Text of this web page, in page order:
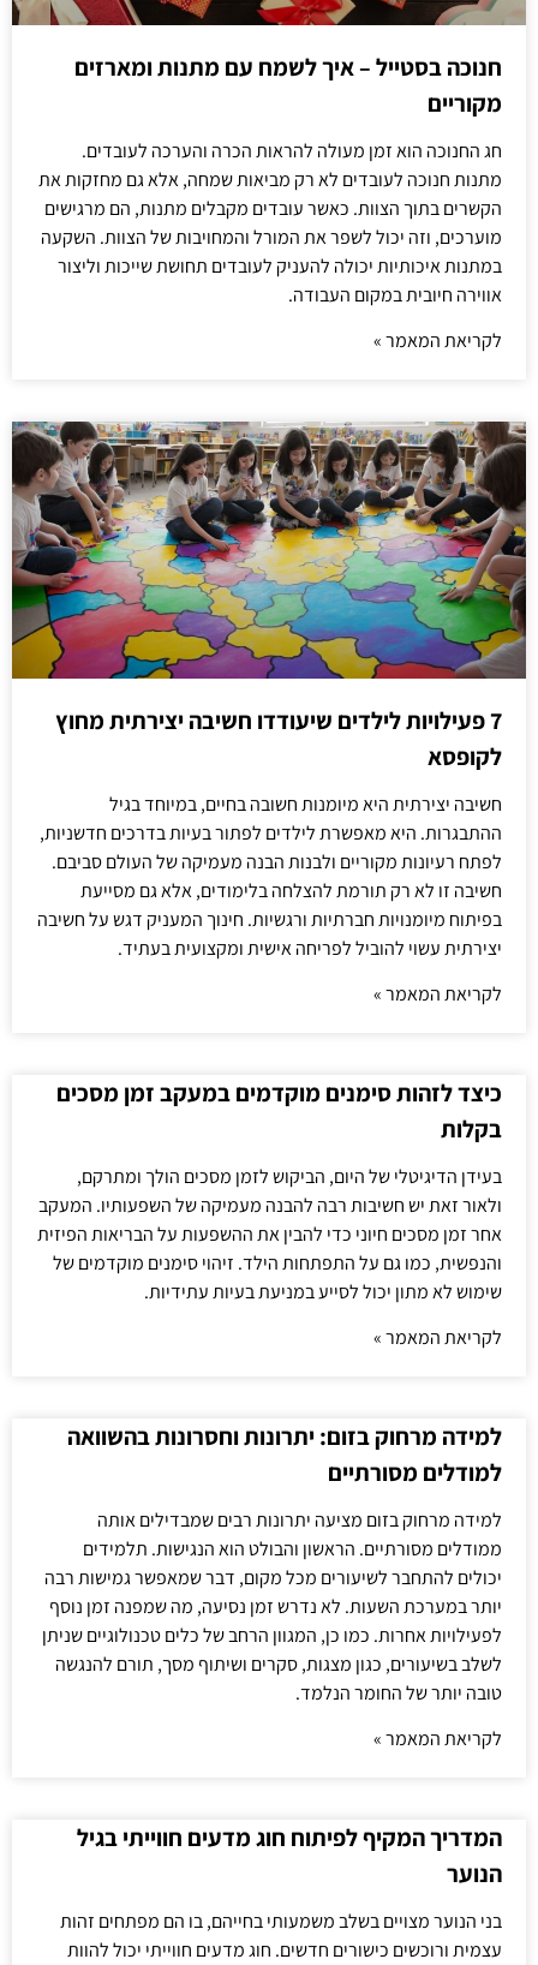
חנוכה בסטייל – איך לשמח עם מתנות ומארזים
מקוריים
חג החנוכה הוא זמן מעולה להראות הכרה והערכה לעובדים.
מתנות חנוכה לעובדים לא רק מביאות שמחה, אלא גם מחזקות את
הקשרים בתוך הצוות. כאשר עובדים מקבלים מתנות, הם מרגישים
מוערכים, וזה יכול לשפר את המורל והמחויבות של הצוות. השקעה
במתנות איכותיות יכולה להעניק לעובדים תחושת שייכות וליצור
אווירה חיובית במקום העבודה.
לקריאת המאמר »
7 פעילויות לילדים שיעודדו חשיבה יצירתית מחוץ
לקופסא
חשיבה יצירתית היא מיומנות חשובה בחיים, במיוחד בגיל
ההתבגרות. היא מאפשרת לילדים לפתור בעיות בדרכים חדשניות,
לפתח רעיונות מקוריים ולבנות הבנה מעמיקה של העולם סביבם.
חשיבה זו לא רק תורמת להצלחה בלימודים, אלא גם מסייעת
בפיתוח מיומנויות חברתיות ורגשיות. חינוך המעניק דגש על חשיבה
יצירתית עשוי להוביל לפריחה אישית ומקצועית בעתיד.
לקריאת המאמר »
כיצד לזהות סימנים מוקדמים במעקב זמן מסכים
בקלות
בעידן הדיגיטלי של היום, הביקוש לזמן מסכים הולך ומתרקם,
ולאור זאת יש חשיבות רבה להבנה מעמיקה של השפעותיו. המעקב
אחר זמן מסכים חיוני כדי להבין את ההשפעות על הבריאות הפיזית
והנפשית, כמו גם על התפתחות הילד. זיהוי סימנים מוקדמים של
שימוש לא מתון יכול לסייע במניעת בעיות עתידיות.
לקריאת המאמר »
למידה מרחוק בזום: יתרונות וחסרונות בהשוואה
למודלים מסורתיים
למידה מרחוק בזום מציעה יתרונות רבים שמבדילים אותה
ממודלים מסורתיים. הראשון והבולט הוא הנגישות. תלמידים
יכולים להתחבר לשיעורים מכל מקום, דבר שמאפשר גמישות רבה
יותר במערכת השעות. לא נדרש זמן נסיעה, מה שמפנה זמן נוסף
לפעילויות אחרות. כמו כן, המגוון הרחב של כלים טכנולוגיים שניתן
לשלב בשיעורים, כגון מצגות, סקרים ושיתוף מסך, תורם להנגשה
טובה יותר של החומר הנלמד.
לקריאת המאמר »
המדריך המקיף לפיתוח חוג מדעים חווייתי בגיל
הנוער
בני הנוער מצויים בשלב משמעותי בחייהם, בו הם מפתחים זהות
עצמית ורוכשים כישורים חדשים. חוג מדעים חווייתי יכול להוות